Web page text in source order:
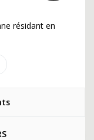
résidant en